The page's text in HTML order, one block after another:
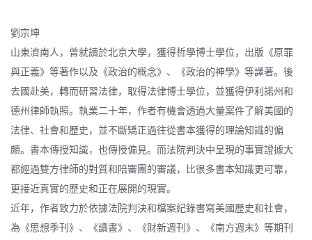
劉宗坤
山東濟南人，曾就讀於北京大學，獲得哲學博士學位，出版《原罪
與正義》等著作以及《政治的概念》、《政治的神學》等譯著。後
去國赴美，轉而研習法律，取得法律博士學位，並獲得伊利諾州和
德州律師執照。執業二十年，作者有機會透過大量案件了解美國的
法律、社會和歷史，並不斷矯正過往從書本獲得的理論知識的偏
頗。書本傳授知識，也傳授偏見。而法院判決中呈現的事實證據大
都經過雙方律師的對質和陪審團的審議，比很多書本知識更可靠，
更接近真實的歷史和正在展開的現實。
近年，作者致力於依據法院判決和檔案紀錄書寫美國歷史和社會，
為《思想季刊》、《讀書》、《財新週刊》、《南方週末》等期刊